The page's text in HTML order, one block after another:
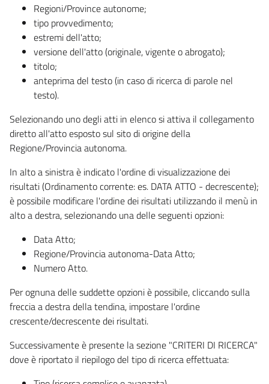
Regioni/Province autonome;
tipo provvedimento;
estremi dell'atto;
versione dell'atto (originale, vigente o abrogato);
titolo;
anteprima del testo (in caso di ricerca di parole nel
testo).
Selezionando uno degli atti in elenco si attiva il collegamento
diretto all'atto esposto sul sito di origine della
Regione/Provincia autonoma.
In alto a sinistra è indicato l'ordine di visualizzazione dei
risultati (Ordinamento corrente: es. DATA ATTO - decrescente);
è possibile modificare l'ordine dei risultati utilizzando il menù in
alto a destra, selezionando una delle seguenti opzioni:
Data Atto;
Regione/Provincia autonoma-Data Atto;
Numero Atto.
Per ognuna delle suddette opzioni è possibile, cliccando sulla
freccia a destra della tendina, impostare l'ordine
crescente/decrescente dei risultati.
Successivamente è presente la sezione "CRITERI DI RICERCA"
dove è riportato il riepilogo del tipo di ricerca effettuata: